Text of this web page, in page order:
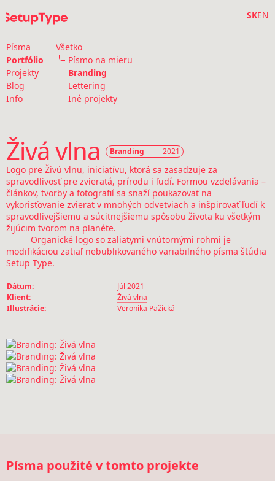
SKEN
Písma
Portfólio
Projekty
Blog
Info
Všetko
Písmo na mieru
Branding
Lettering
Iné projekty
Živá vlna Branding 2021
Logo pre Živú vlnu, iniciatívu, ktorá sa zasadzuje za
spravodlivosť pre zvieratá, prírodu i ľudí. Formou vzdelávania –
článkov, tvorby a fotografií sa snaží poukazovať na
vykorisťovanie zvierat v mnohých odvetviach a inšpirovať ľudí k
spravodlivejšiemu a súcitnejšiemu spôsobu života ku všetkým
žijúcim tvorom na planéte.
Organické logo so zaliatymi vnútornými rohmi je
modifikáciou zatiaľ nebublikovaného variabilného písma štúdia
Setup Type.
Dátum:
Júl 2021
Klient:
Živá vlna
Illustrácie:
Veronika Pažická
Písma použité v tomto projekte